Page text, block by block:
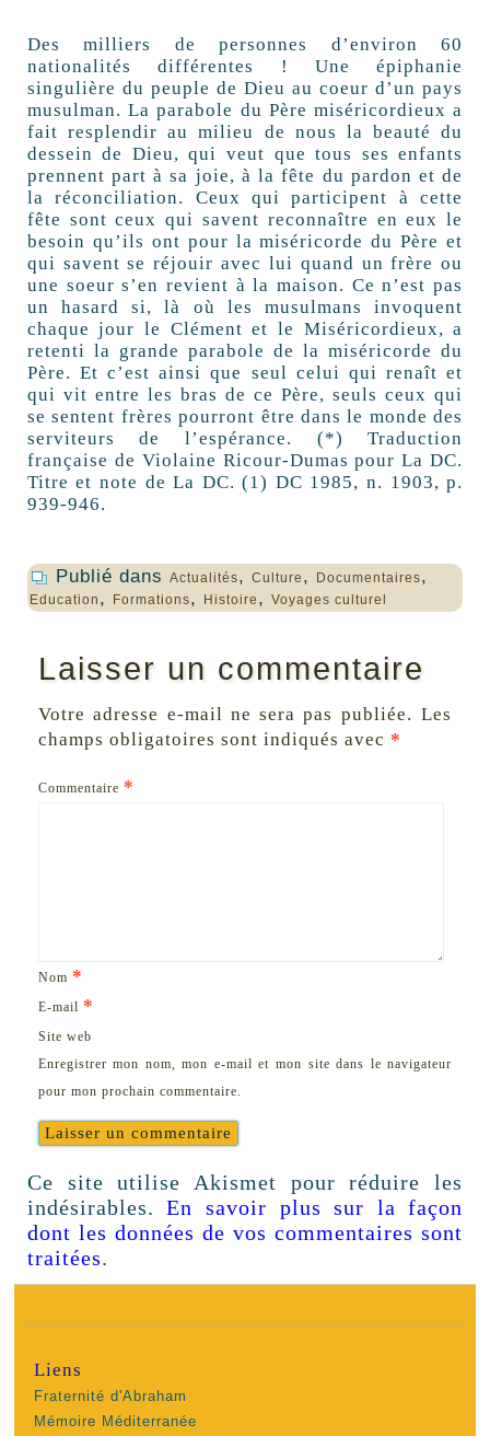
Des milliers de personnes d’environ 60
nationalités différentes ! Une épiphanie
singulière du peuple de Dieu au coeur d’un pays
musulman. La parabole du Père miséricordieux a
fait resplendir au milieu de nous la beauté du
dessein de Dieu, qui veut que tous ses enfants
prennent part à sa joie, à la fête du pardon et de
la réconciliation. Ceux qui participent à cette
fête sont ceux qui savent reconnaître en eux le
besoin qu’ils ont pour la miséricorde du Père et
qui savent se réjouir avec lui quand un frère ou
une soeur s’en revient à la maison. Ce n’est pas
un hasard si, là où les musulmans invoquent
chaque jour le Clément et le Miséricordieux, a
retenti la grande parabole de la miséricorde du
Père. Et c’est ainsi que seul celui qui renaît et
qui vit entre les bras de ce Père, seuls ceux qui
se sentent frères pourront être dans le monde des
serviteurs de l’espérance. (*) Traduction
française de Violaine Ricour-Dumas pour La DC.
Titre et note de La DC. (1) DC 1985, n. 1903, p.
939-946.
Publié dans Actualités, Culture , Documentaires,
Education , Formations, Histoire , Voyages culturel
Laisser un commentaire
Votre adresse e-mail ne sera pas publiée. Les
champs obligatoires sont indiqués avec *
Commentaire *
Nom *
E-mail *
Site web
Enregistrer mon nom, mon e-mail et mon site dans le navigateur
pour mon prochain commentaire.
Ce site utilise Akismet pour réduire les
indésirables.En savoir plus sur la façon
dont les données de vos commentaires sont
traitées.
Liens
Fraternité d'Abraham
Mémoire Méditerranée